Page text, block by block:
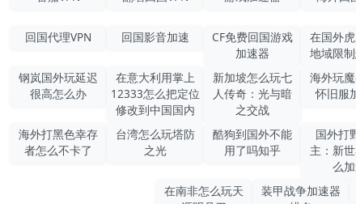
回国代理VPN
回国影音加速
CF免费回国游戏
加速器
在国外
地域限
钢岚国外玩延迟
很高怎么办
在意大利用掌上
12333怎么把定位
修改到中国国内
新加坡怎么玩七
人传奇：光与暗
之交战
海外玩
怀旧服
海外打黑色幸存
者怎么不卡了
台湾怎么玩塔防
之光
酷狗到国外不能
用了吗知乎
国外打
主：新
么
在南非怎么玩天
装甲战争加速器